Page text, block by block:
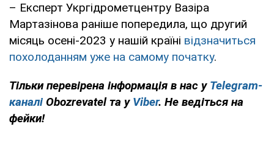
– Експерт Укргідрометцентру Вазіра
Мартазінова раніше попередила, що другий
місяць осені-2023 у нашій країні відзначиться
похолоданням уже на самому початку.
Тільки перевірена інформація в нас у Telegram-
каналі Obozrevatel та у Viber. Не ведіться на
фейки!